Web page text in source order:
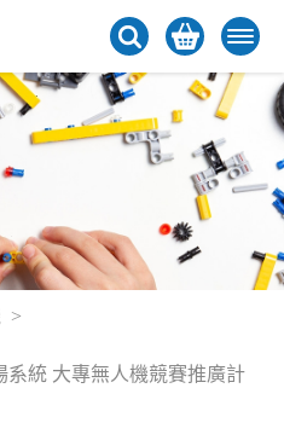
系統 大專無人機競賽推廣計